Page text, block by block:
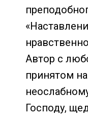
Автор с
принятом
Господу,